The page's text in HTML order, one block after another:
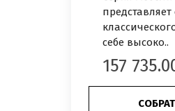
себе высоко..
157